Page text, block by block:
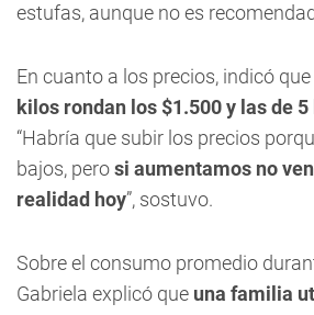
estufas, aunque no es
En cuanto a los precios, indicó
kilos rondan los $1.500 y las de
“Habría que subir los precios
bajos, perosi aumentamos no
realidad hoy”, sostuvo.
Sobre el consumo promedio
Gabriela explicó que una familia